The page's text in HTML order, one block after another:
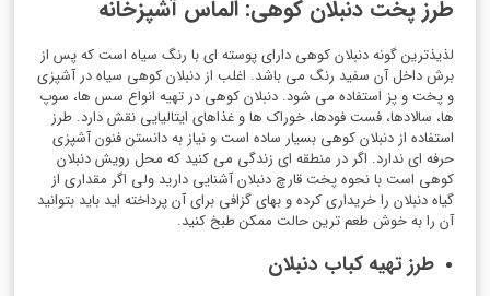
طرز پخت دنبلان کوهی: الماس آشپزخانه
لذیذترین گونه دنبلان کوهی دارای پوسته ای با رنگ سیاه است که پس از
برش داخل آن سفید رنگ می باشد. اغلب از دنبلان کوهی سیاه در آشپزی
و پخت و پز استفاده می شود. دنبلان کوهی در تهیه انواع سس ها، سوپ
ها، سالادها، فست فودها، خوراک ها و غذاهای ایتالیایی نقش دارد. طرز
استفاده از دنبلان کوهی بسیار ساده است و نیاز به دانستن فنون آشپزی
حرفه ای ندارد. اگر در منطقه ای زندگی می کنید که محل رویش دنبلان
کوهی است با نحوه پخت قارچ دنبلان آشنایی دارید ولی اگر مقداری از
گیاه دنبلان را خریداری کرده و بهای گزافی برای آن پرداخته اید باید بتوانید
آن را به خوش طعم ترین حالت ممکن طبخ کنید.
طرز تهیه کباب دنبلان